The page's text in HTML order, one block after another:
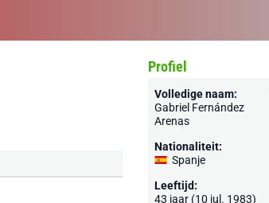
Profiel
Volledige naam:
Gabriel Fernández
Arenas
Nationaliteit:
Spanje
Leeftijd:
43 jaar (10 jul. 1983)